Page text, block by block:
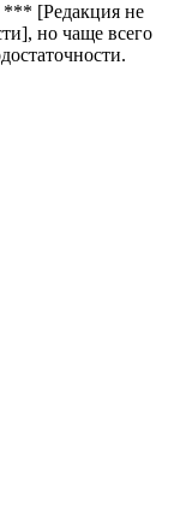
*** [Редакция не
но чаще всего